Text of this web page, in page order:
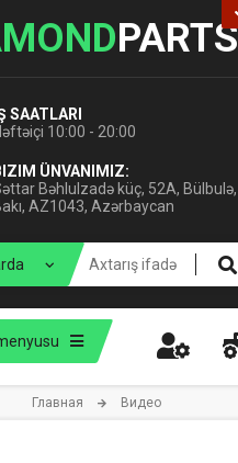
SAATLARI
10:00 - 20:00
ÜNVANIMIZ:
Bəhlulzadə küç, 52A, Bülbulə,
AZ1043, Azərbaycan
Главная Видео